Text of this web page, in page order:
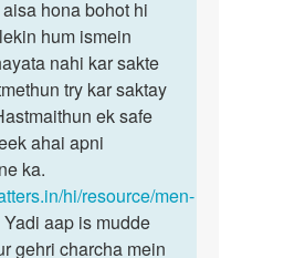
hona bohot hi
hum ismein
nahi kar sakte
try kar saktay
ek safe
ahai apni
ka.
hi/resource/men-
Yadi aap is mudde
gehri charcha mein